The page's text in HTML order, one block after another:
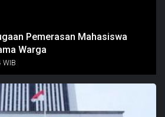
Pemerasan Mahasiswa
Warga
WIB